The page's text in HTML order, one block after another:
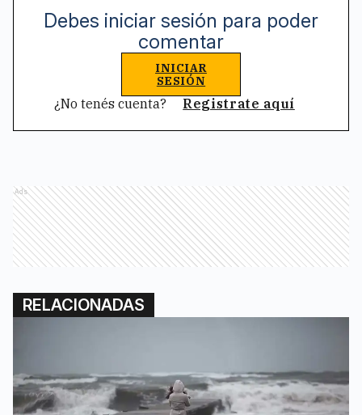
Debes iniciar sesión para poder
comentar
INICIAR
SESIÓN
¿No tenés cuenta? Registrate aquí
Ads
RELACIONADAS